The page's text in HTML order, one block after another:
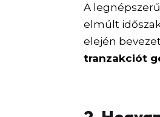
A
elmúlt
elején
tranzakciót